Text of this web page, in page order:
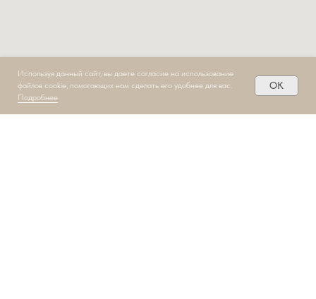
Используя данный сайт, вы даете согласие на использование
файлов cookie, помогающих нам сделать его удобнее для вас.
Подробнее
OK